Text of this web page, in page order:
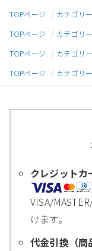
TOPページ
カテゴリ
TOPページ
カテゴリ
TOPページ
カテゴリ
TOPページ
カテゴリ
クレジットカ
VISA/
けます。
代金引換（商